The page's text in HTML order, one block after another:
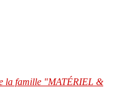
la famille "MATÉRIEL &